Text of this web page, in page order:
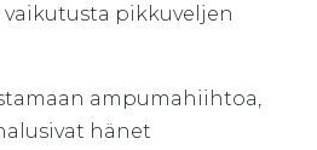
pikkuveljen
ampumahiihtoa,
hänet